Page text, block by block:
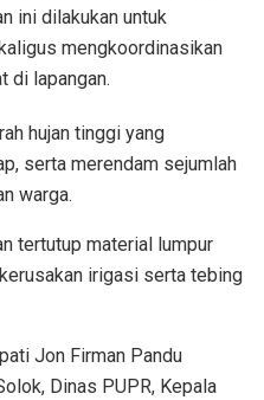
ini dilakukan untuk
mengkoordinasikan
di lapangan.
hujan tinggi yang
serta merendam sejumlah
warga.
tertutup material lumpur
irigasi serta tebing
Jon Firman Pandu
Dinas PUPR, Kepala